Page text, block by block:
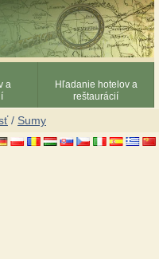
a
Hľadanie hotelov a
reštaurácií
/ Sumy